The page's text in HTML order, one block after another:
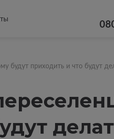
будут приходить и что будут